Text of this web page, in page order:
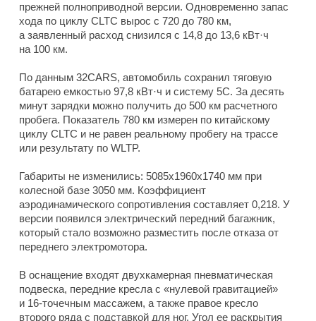
прежней полноприводной версии. Одновременно запас
хода по циклу CLTC вырос с 720 до 780 км,
а заявленный расход снизился с 14,8 до 13,6 кВт·ч
на 100 км.
По данным 32CARS, автомобиль сохранил тяговую
батарею емкостью 97,8 кВт·ч и систему 5C. За десять
минут зарядки можно получить до 500 км расчетного
пробега. Показатель 780 км измерен по китайскому
циклу CLTC и не равен реальному пробегу на трассе
или результату по WLTP.
Габариты не изменились: 5085x1960x1740 мм при
колесной базе 3050 мм. Коэффициент
аэродинамического сопротивления составляет 0,218. У
версии появился электрический передний багажник,
который стало возможно разместить после отказа от
переднего электромотора.
В оснащение входят двухкамерная пневматическая
подвеска, передние кресла с «нулевой гравитацией»
и 16-точечным массажем, а также правое кресло
второго ряда с подставкой для ног. Угол ее раскрытия